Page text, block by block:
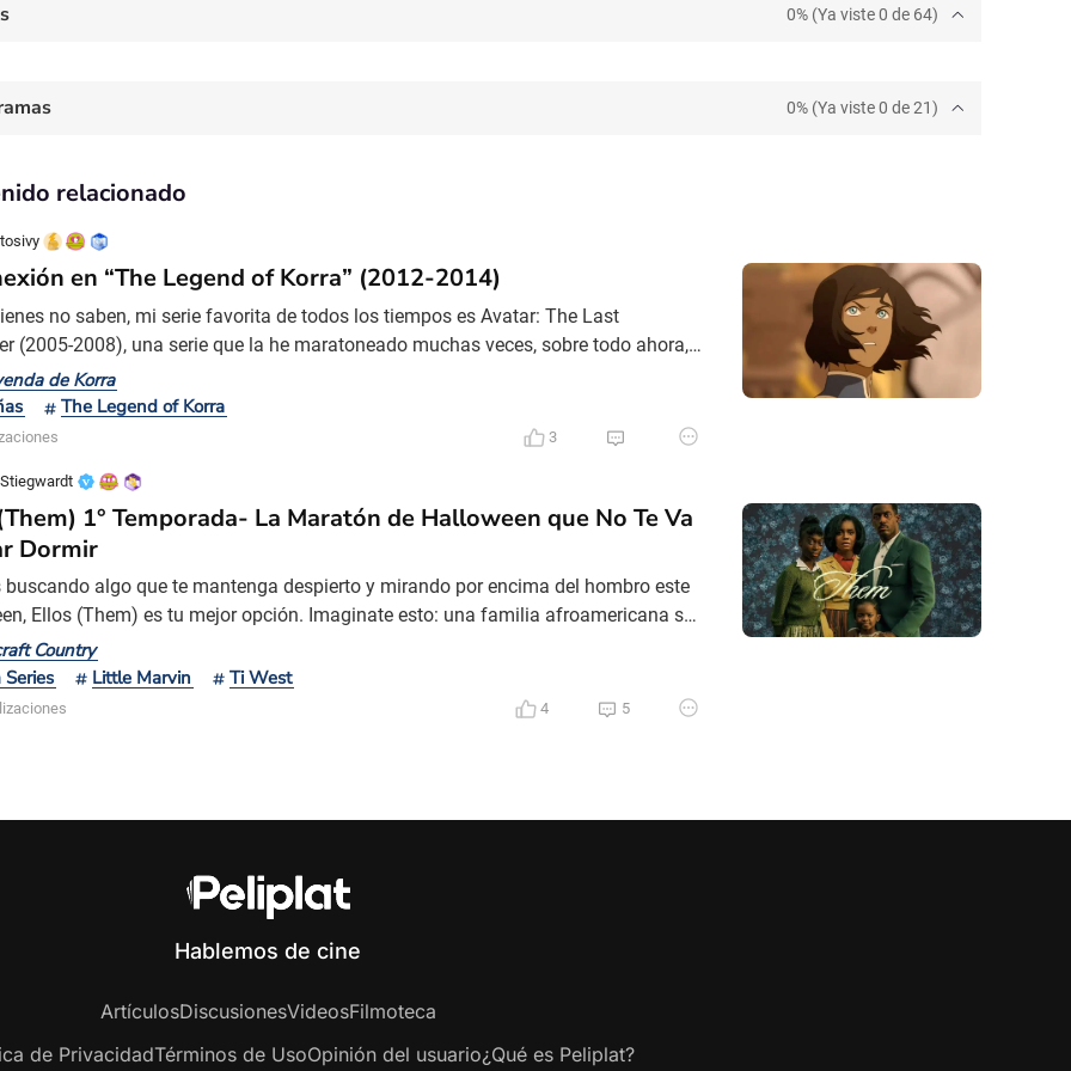
0% (Ya viste 0 de 64)
0% (Ya viste 0 de 21)
relacionado
en “The Legend of Korra” (2012-2014)
no saben, mi serie favorita de todos los tiempos es Avatar: The Last
(2005-2008), una serie que la he maratoneado muchas veces, sobre todo ahora,
Para mí, hacer una reseña de esta serie es complicadísimo, porque abarcar
de lo que significa esta trama e historia para mi persona es difícil de
unas hojas de Word. En este sentido, The L
de Korra
The Legend of Korra
3
1° Temporada- La Maratón de Halloween que No Te Va
Dormir
buscando algo que te mantenga despierto y mirando por encima del hombro este
Ellos (Them) es tu mejor opción. Imaginate esto: una familia afroamericana se
vecindario en Los Ángeles en los años 50, rodeados de sonrisas fingidas y
que parecen perforar el alma. Todo muy lindo en apariencia, pero te aseguro que,
primer episodio, vas a sentir cómo la piel
Country
Little Marvin Ti West
4 5
Hablemos de cine
ArtículosDiscusionesVideosFilmoteca
de PrivacidadTérminos de UsoOpinión del usuario¿Qué es Peliplat?